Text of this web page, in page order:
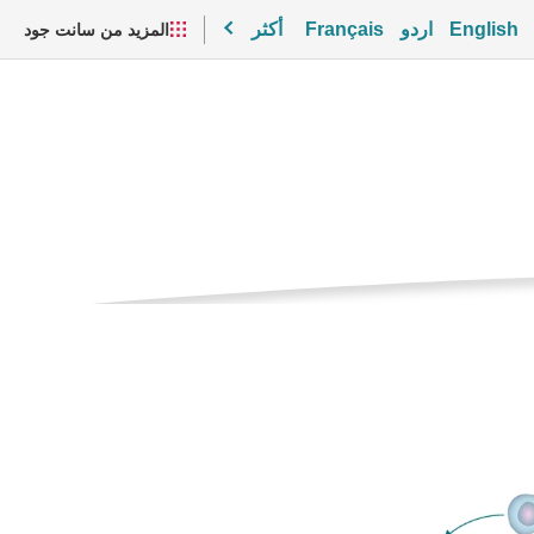
English اردو Français أكثر المزيد من سانت جود
الحاليه